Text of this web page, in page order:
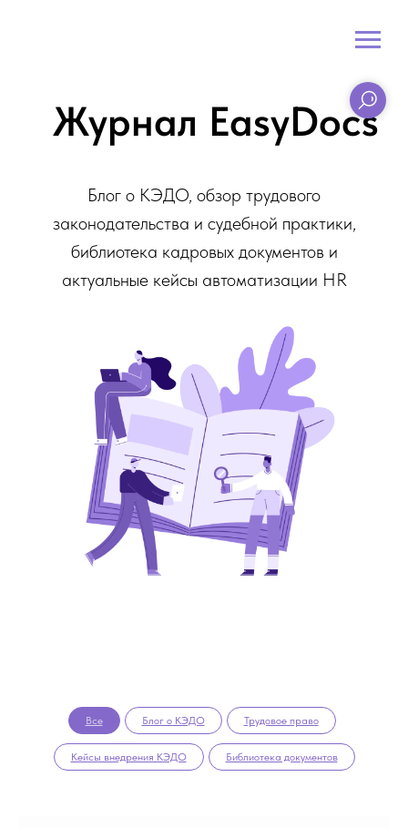
Журнал EasyDocs
Блог о КЭДО, обзор трудового
законодательства и судебной практики,
библиотека кадровых документов и
актуальные кейсы автоматизации HR
Все Блог о КЭДО Трудовое право
Кейсы внедрения КЭДО Библиотека документов